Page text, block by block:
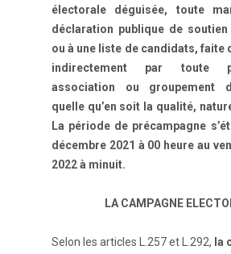
électorale déguisée, toute
déclaration publique de
ou à une liste de candidats, faite
indirectement par toute
association ou groupement
quelle qu’en soit la qualité,
La période de précampagne
décembre 2021 à 00 heure au
2022 à minuit.
LA CAMPAGNE
Selon les articles L.257 et L.292, la